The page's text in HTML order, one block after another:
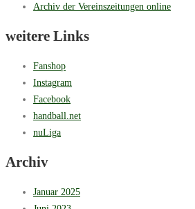
Archiv der Vereinszeitungen online
weitere Links
Fanshop
Instagram
Facebook
handball.net
nuLiga
Archiv
Januar 2025